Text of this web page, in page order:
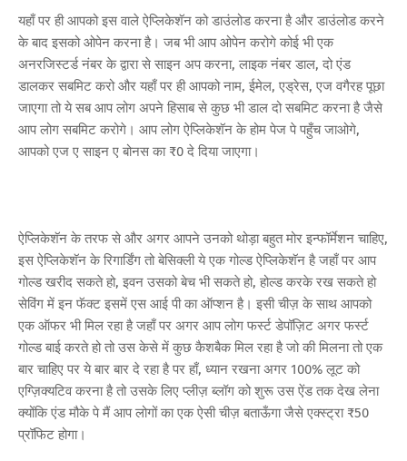
यहाँ पर ही आपको इस वाले ऐप्लिकेशॅन को डाउंलोड करना है और डाउंलोड करने
के बाद इसको ओपेन करना है। जब भी आप ओपेन करोगे कोई भी एक
अनरजिस्टर्ड नंबर के द्वारा से साइन अप करना, लाइक नंबर डाल, दो एंड
डालकर सबमिट करो और यहाँ पर ही आपको नाम, ईमेल, एड्रेस, एज वगैरह पूछा
जाएगा तो ये सब आप लोग अपने हिसाब से कुछ भी डाल दो सबमिट करना है जैसे
आप लोग सबमिट करोगे। आप लोग ऐप्लिकेशॅन के होम पेज पे पहुँच जाओगे,
आपको एज ए साइन ए बोनस का ₹0 दे दिया जाएगा।
ऐप्लिकेशॅन के तरफ से और अगर आपने उनको थोड़ा बहुत मोर इन्फॉर्मेशन चाहिए,
इस ऐप्लिकेशॅन के रिगार्डिंग तो बेसिक्ली ये एक गोल्ड ऐप्लिकेशॅन है जहाँ पर आप
गोल्ड खरीद सकते हो, इवन उसको बेच भी सकते हो, होल्ड करके रख सकते हो
सेविंग में इन फॅक्ट इसमें एस आई पी का ऑप्शन है। इसी चीज़ के साथ आपको
एक ऑफर भी मिल रहा है जहाँ पर अगर आप लोग फर्स्ट डेपॉज़िट अगर फर्स्ट
गोल्ड बाई करते हो तो उस केसे में कुछ कैशबैक मिल रहा है जो की मिलना तो एक
बार चाहिए पर ये बार बार दे रहा है पर हाँ, ध्यान रखना अगर 100% लूट को
एग्ज़िक्यटिव करना है तो उसके लिए प्लीज़ ब्लॉग को शुरू उस ऐंड तक देख लेना
क्योंकि एंड मौके पे मैं आप लोगों का एक ऐसी चीज़ बताऊँगा जैसे एक्स्ट्रा ₹50
प्रॉफिट होगा।